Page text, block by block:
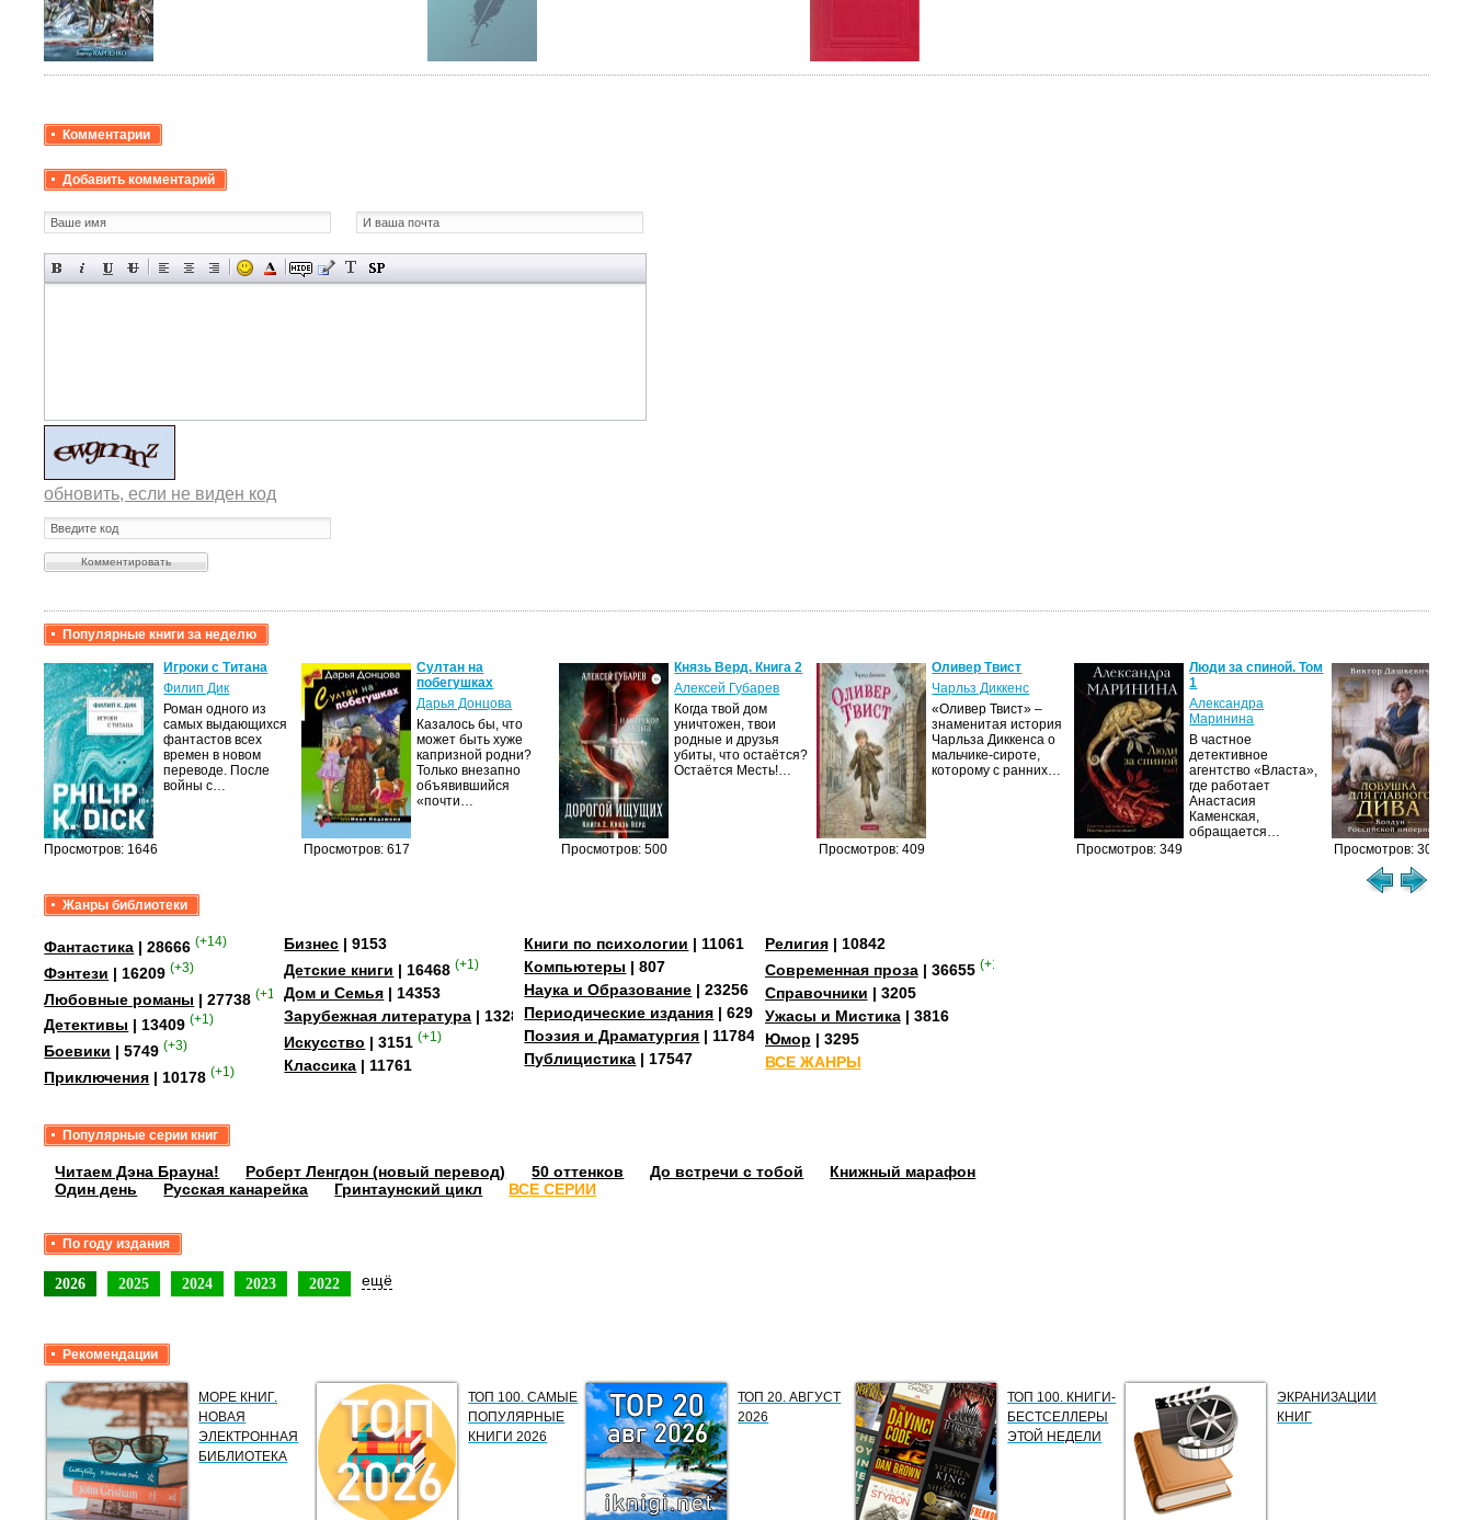
Комментарии
Добавить комментарий
обновить, если не виден код
Популярные книги за неделю
Просмотров: 1646
Игроки с Титана
Филип Дик
Роман одного из
самых выдающихся
фантастов всех
времен в новом
переводе. После
войны с…
Просмотров: 617
Султан на
побегушках
Дарья Донцова
Казалось бы, что
может быть хуже
капризной родни?
Только внезапно
объявившийся
«почти…
Просмотров: 500
Князь Верд. Книга 2
Алексей Губарев
Когда твой дом
уничтожен, твои
родные и друзья
убиты, что остаётся?
Остаётся Месть!…
Просмотров: 409
Оливер Твист
Чарльз Диккенс
«Оливер Твист» –
знаменитая история
Чарльза Диккенса о
мальчике-сироте,
которому с ранних…
Просмотров: 349
Люди за спиной. Том
1
Александра
Маринина
В частное
детективное
агентство «Власта»,
где работает
Анастасия
Каменская,
обращается…
Просмотров: 308
Жанры библиотеки
Фантастика | 28666 (+14)
Фэнтези | 16209 (+3)
Любовные романы | 27738 (+15)
Детективы | 13409 (+1)
Боевики | 5749 (+3)
Приключения | 10178 (+1)
Бизнес | 9153
Детские книги | 16468 (+1)
Дом и Семья | 14353
Зарубежная литература | 13287
Искусство | 3151 (+1)
Классика | 11761
Книги по психологии | 11061
Компьютеры | 807
Наука и Образование | 23256
Периодические издания | 629
Поэзия и Драматургия | 11784
Публицистика | 17547
Религия| 10842
Современная проза| 36655 (+1)
Справочники | 3205
Ужасы и Мистика| 3816
Юмор | 3295
ВСЕ ЖАНРЫ
Популярные серии книг
Читаем Дэна Брауна! Роберт Ленгдон (новый перевод) 50 оттенков До встречи с тобой
Книжный марафон
Один день
Русская канарейка Гринтаунский цикл ВСЕ СЕРИИ
По году издания
2026 2025 2024 2023 2022 ещё
Рекомендации
МОРЕ КНИГ.
НОВАЯ
ЭЛЕКТРОННАЯ
БИБЛИОТЕКА
ТОП 100. САМЫЕ
ПОПУЛЯРНЫЕ
КНИГИ 2026
ТОП 20. АВГУСТ
2026
ТОП 100. КНИГИ-
БЕСТСЕЛЛЕРЫ
ЭТОЙ НЕДЕЛИ
ЭКРАНИЗАЦИИ
КНИГ